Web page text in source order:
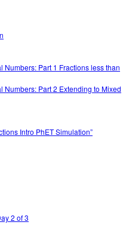
Part 1 Fractions less than
Part 2 Extending to Mixed
Intro PhET Simulation”
2 of 3